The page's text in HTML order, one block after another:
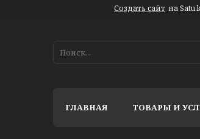
Создать сайт на
ГЛАВНАЯ ТОВАРЫ И